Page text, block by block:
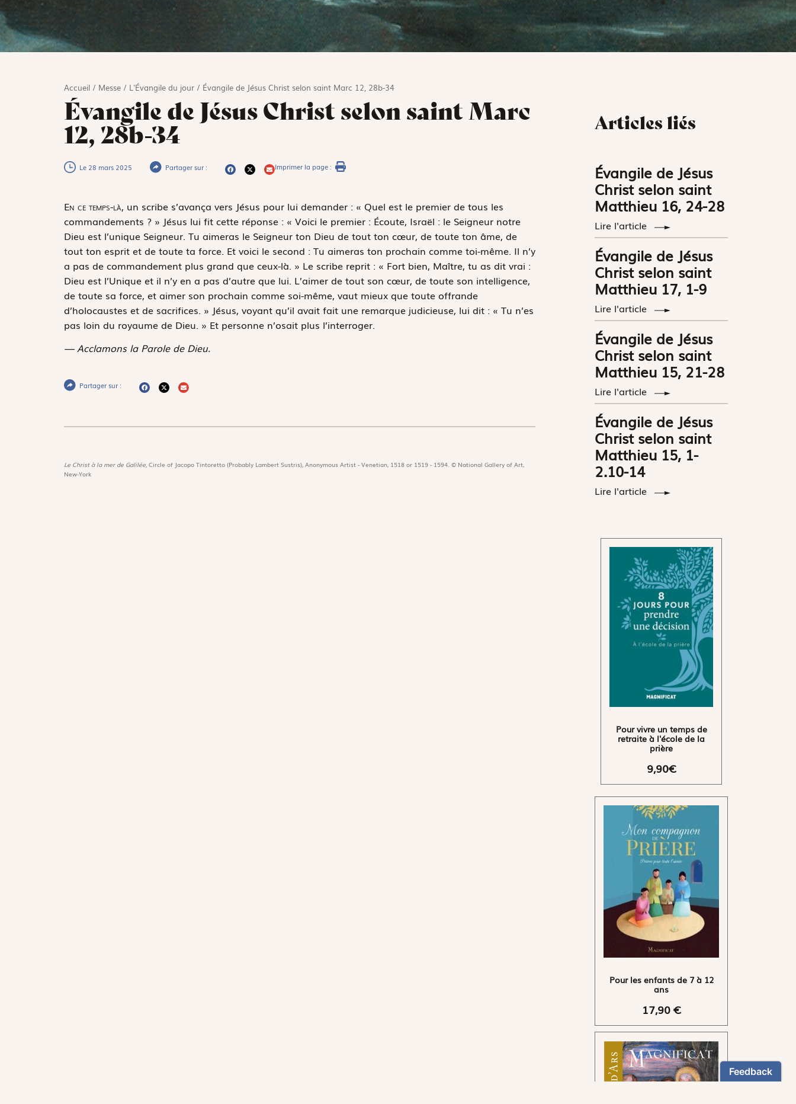
Accueil/ Messe/ L'Évangile du jour/ Évangile de Jésus Christ selon saint Marc 12, 28b-34
Évangile de Jésus Christ selon saint Marc
12, 28b-34
Le 28 mars 2025 Partager sur : Imprimer la page :
En ce temps-là, un scribe s’avança vers Jésus pour lui demander : « Quel est le premier de tous les
commandements ? » Jésus lui fit cette réponse : « Voici le premier : Écoute, Israël : le Seigneur notre
Dieu est l’unique Seigneur. Tu aimeras le Seigneur ton Dieu de tout ton cœur, de toute ton âme, de
tout ton esprit et de toute ta force. Et voici le second : Tu aimeras ton prochain comme toi-même. Il n’y
a pas de commandement plus grand que ceux-là. » Le scribe reprit : « Fort bien, Maître, tu as dit vrai :
Dieu est l’Unique et il n’y en a pas d’autre que lui. L’aimer de tout son cœur, de toute son intelligence,
de toute sa force, et aimer son prochain comme soi-même, vaut mieux que toute offrande
d’holocaustes et de sacrifices. » Jésus, voyant qu’il avait fait une remarque judicieuse, lui dit : « Tu n’es
pas loin du royaume de Dieu. » Et personne n’osait plus l’interroger.
— Acclamons la Parole de Dieu.
Partager sur :
Le Christ à la mer de Galilée, Circle of Jacopo Tintoretto (Probably Lambert Sustris), Anonymous Artist - Venetian, 1518 or 1519 - 1594. © National Gallery of Art,
New-York
Articles liés
Évangile de Jésus
Christ selon saint
Matthieu 16, 24-28
Lire l'article
Évangile de Jésus
Christ selon saint
Matthieu 17, 1-9
Lire l'article
Évangile de Jésus
Christ selon saint
Matthieu 15, 21-28
Lire l'article
Évangile de Jésus
Christ selon saint
Matthieu 15, 1-
2.10-14
Lire l'article
Pour vivre un temps de
retraite à l'école de la
prière
9,90€
Pour les enfants de 7 à 12
ans
17,90 €